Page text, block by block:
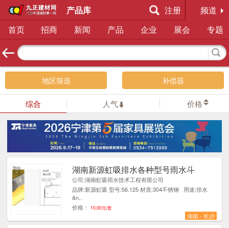
产品库 注册
频道
首页
招商 新闻 产品 企业 展会 专题
地区筛选 补偿器
综合 人气 价格
湖南新源虹吸排水各种型号雨水斗
公司:湖南虹吸雨水技术工程有限公司
品牌:新源虹吸 型号:56.125 材质:304不锈钢 用途:排水
&n..
价格：
10.00元/套
湖南 - 长沙
2